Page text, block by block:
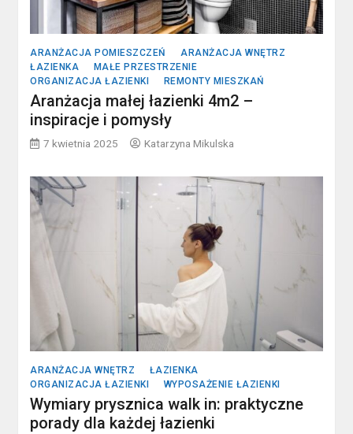
ARANŻACJA POMIESZCZEŃ
ARANŻACJA WNĘTRZ
ŁAZIENKA
MAŁE PRZESTRZENIE
ORGANIZACJA ŁAZIENKI
REMONTY MIESZKAŃ
Aranżacja małej łazienki 4m2 –
inspiracje i pomysły
7 kwietnia 2025 Katarzyna Mikulska
ARANŻACJA WNĘTRZ
ŁAZIENKA
ORGANIZACJA ŁAZIENKI
WYPOSAŻENIE ŁAZIENKI
Wymiary prysznica walk in: praktyczne
porady dla każdej łazienki